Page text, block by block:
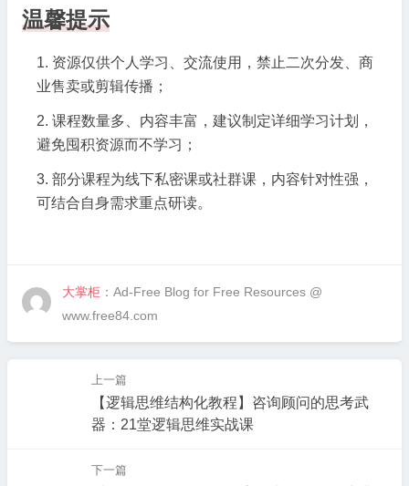
温馨提示
资源仅供个人学习、交流使用，禁止二次分发、商
业售卖或剪辑传播；
课程数量多、内容丰富，建议制定详细学习计划，
避免囤积资源而不学习；
部分课程为线下私密课或社群课，内容针对性强，
可结合自身需求重点研读。
大掌柜 ：Ad-Free Blog for Free Resources @
www.free84.com
上一篇
【逻辑思维结构化教程】咨询顾问的思考武
器：21堂逻辑思维实战课
下一篇